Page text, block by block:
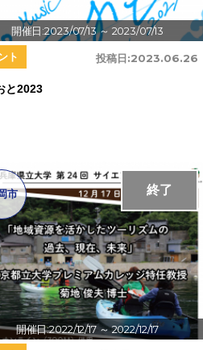
開催日:2023/07/13～ 2023/07/13
投稿日:2023.06.26
ト
と2023
開催日:2022/12/17～ 2022/12/17
終了
市